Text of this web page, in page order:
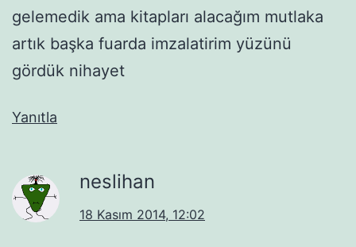
gelemedik ama kitapları alacağım mutlaka
artık başka fuarda imzalatirim yüzünü
gördük nihayet
Yanıtla
neslihan
18 Kasım 2014, 12:02